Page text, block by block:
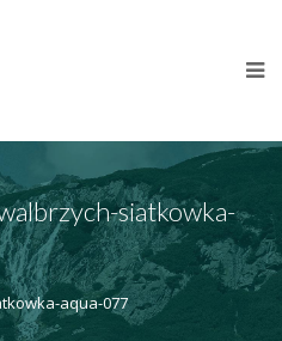
siatkowka-
aqua-077